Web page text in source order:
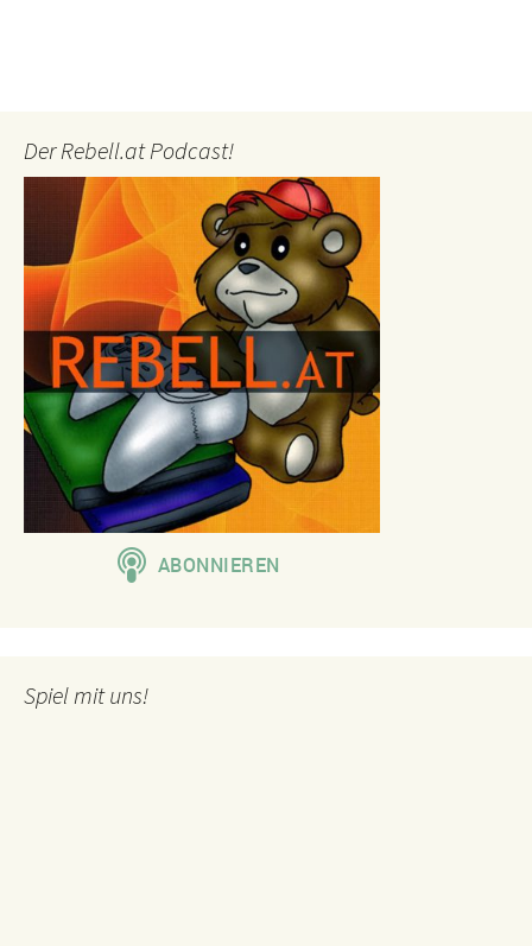
Der Rebell.at Podcast!
Spiel mit uns!